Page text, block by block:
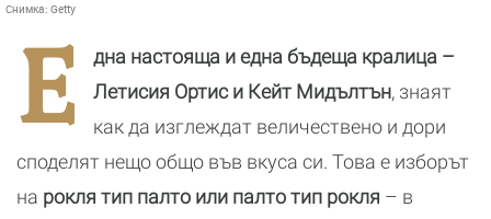
Снимка: Getty
Е
дна настояща и една бъдеща кралица –
Летисия Ортис и Кейт Мидълтън, знаят
как да изглеждат величествено и дори
споделят нещо общо във вкуса си. Това е изборът
на рокля тип палто или палто тип рокля – в